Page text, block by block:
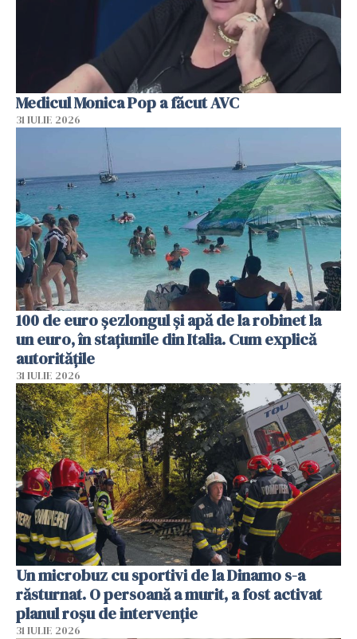
Medicul Monica Pop a făcut AVC
31 IULIE 2026
100 de euro șezlongul și apă de la robinet la
un euro, în stațiunile din Italia. Cum explică
autoritățile
31 IULIE 2026
Un microbuz cu sportivi de la Dinamo s-a
răsturnat. O persoană a murit, a fost activat
planul roșu de intervenție
31 IULIE 2026